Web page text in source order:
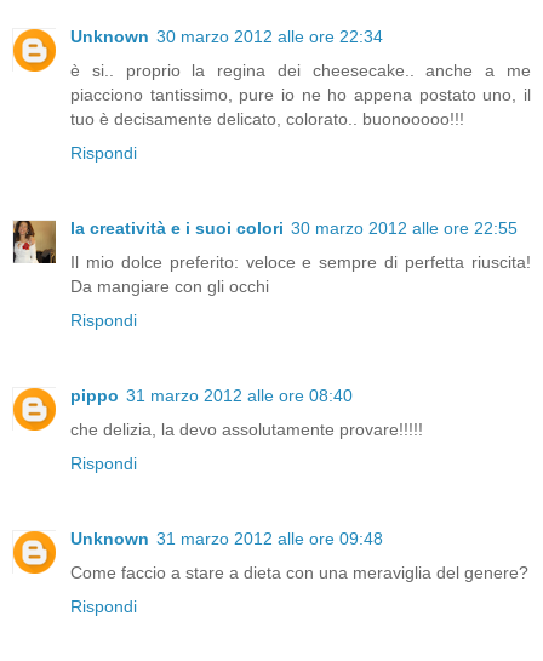
Unknown 30 marzo 2012 alle ore 22:34
è si.. proprio la regina dei cheesecake.. anche a me
piacciono tantissimo, pure io ne ho appena postato uno, il
tuo è decisamente delicato, colorato.. buonooooo!!!
Rispondi
la creatività e i suoi colori 30 marzo 2012 alle ore 22:55
Il mio dolce preferito: veloce e sempre di perfetta riuscita!
Da mangiare con gli occhi
Rispondi
pippo 31 marzo 2012 alle ore 08:40
che delizia, la devo assolutamente provare!!!!!
Rispondi
Unknown 31 marzo 2012 alle ore 09:48
Come faccio a stare a dieta con una meraviglia del genere?
Rispondi